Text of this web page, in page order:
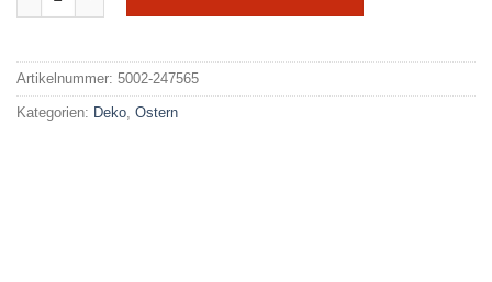
Artikelnummer: 5002-247565
Kategorien: Deko Ostern